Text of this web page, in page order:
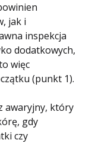
jak i
inspekcja
dodatkowych,
więc
(punkt 1).
awaryjny, który
gdy
czy